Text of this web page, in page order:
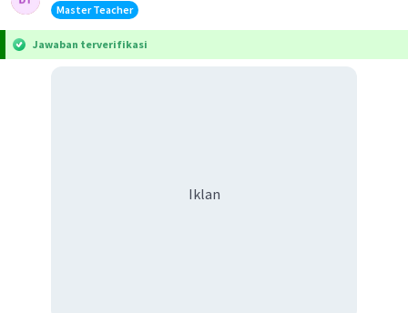
Master Teacher
Jawaban terverifikasi
Iklan